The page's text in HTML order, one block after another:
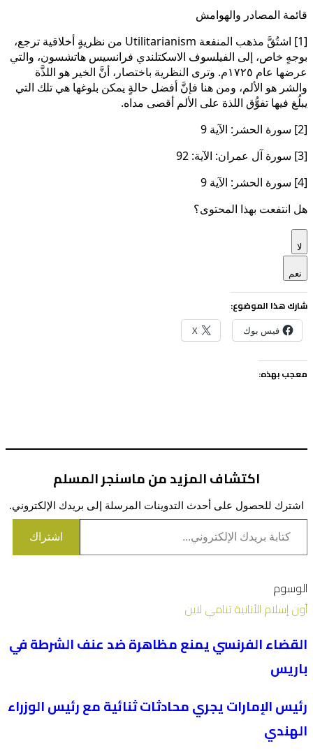
قائمة المصادر والهوامش
[1] اشتُقَّ مذهب المنفعة Utilitarianism من نظريةٍ أخلاقية ترجع،
بوجهٍ خاص، إلى الفيلسوف الاسكتلندي فرانسيس هاتشسون، والتي
عرضها عام ١٧٢٥م. وترى النظرية باختصار، أنَّ الخير هو اللذَّة
والشر هو الألم، ومن هنا فإنَّ أفضل حالةٍ يمكن بلوغها هي تلك التي
يبلُغ فيها تفوُّق اللذة على الألم أقصى مداه.
[2] سورة الحشر: الآية 9
[3] سورة آل عمران: الآية: 92
[4] سورة الحشر: الآية 9
هل انتفعت بهذا المحتوى؟
لا
نعم
شارك هذا الموضوع:
فيس بوك X
معجب بهذه:
اكتشاف المزيد من ماسنجر المسلم
اشترك للحصول على أحدث التدوينات المرسلة إلى بريدك الإلكتروني.
كتابة بريدك الإلكتروني...
اشتراك
الوسوم
أونإسلام الأنانيةتنامي لاين
القضاء الفرنسي يمنع مظاهرة ضد عنف الشرطة في
باريس
رئيس الإمارات يجري محادثات ثنائية مع رئيس الوزراء
الهندي